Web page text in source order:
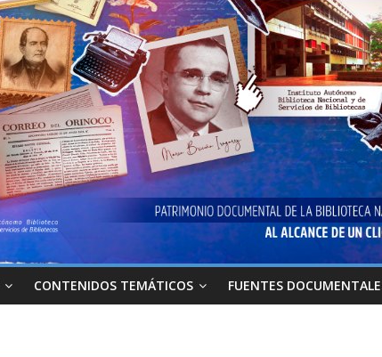
CONTENIDOS TEMÁTICOS FUENTES